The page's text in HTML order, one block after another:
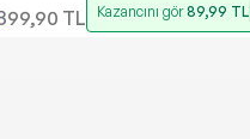
TL Kazancını gör89,99 TL